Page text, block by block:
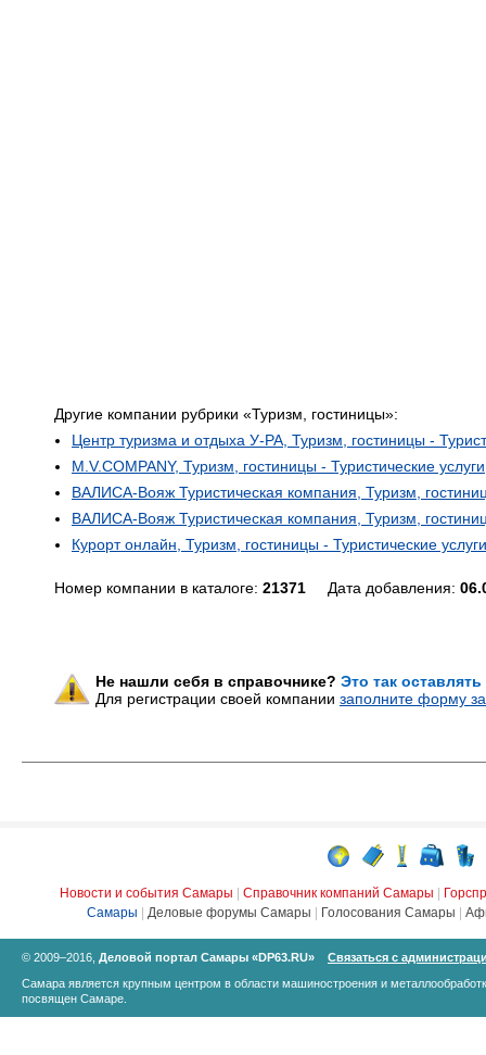
Другие компании рубрики «Туризм, гостиницы»:
Центр туризма и отдыха У-РА, Туризм, гостиницы -
M.V.COMPANY, Туризм, гостиницы - Туристические
ВАЛИСА-Вояж Туристическая компания, Туризм,
ВАЛИСА-Вояж Туристическая компания, Туризм,
Курорт онлайн, Туризм, гостиницы - Туристические
Номер компании в каталоге: 21371 Дата добавления:
Не нашли себя в справочнике? Это так
Для регистрации своей компании заполните форму
Новости и события Самары Справочник компаний Самары
Самары
Деловые форумы Самары Голосования Самары
© 2009–2016, Деловой портал Самары «DP63.RU»
Связаться с
Самара является крупным центром в области машиностроения и
посвящен Самаре.